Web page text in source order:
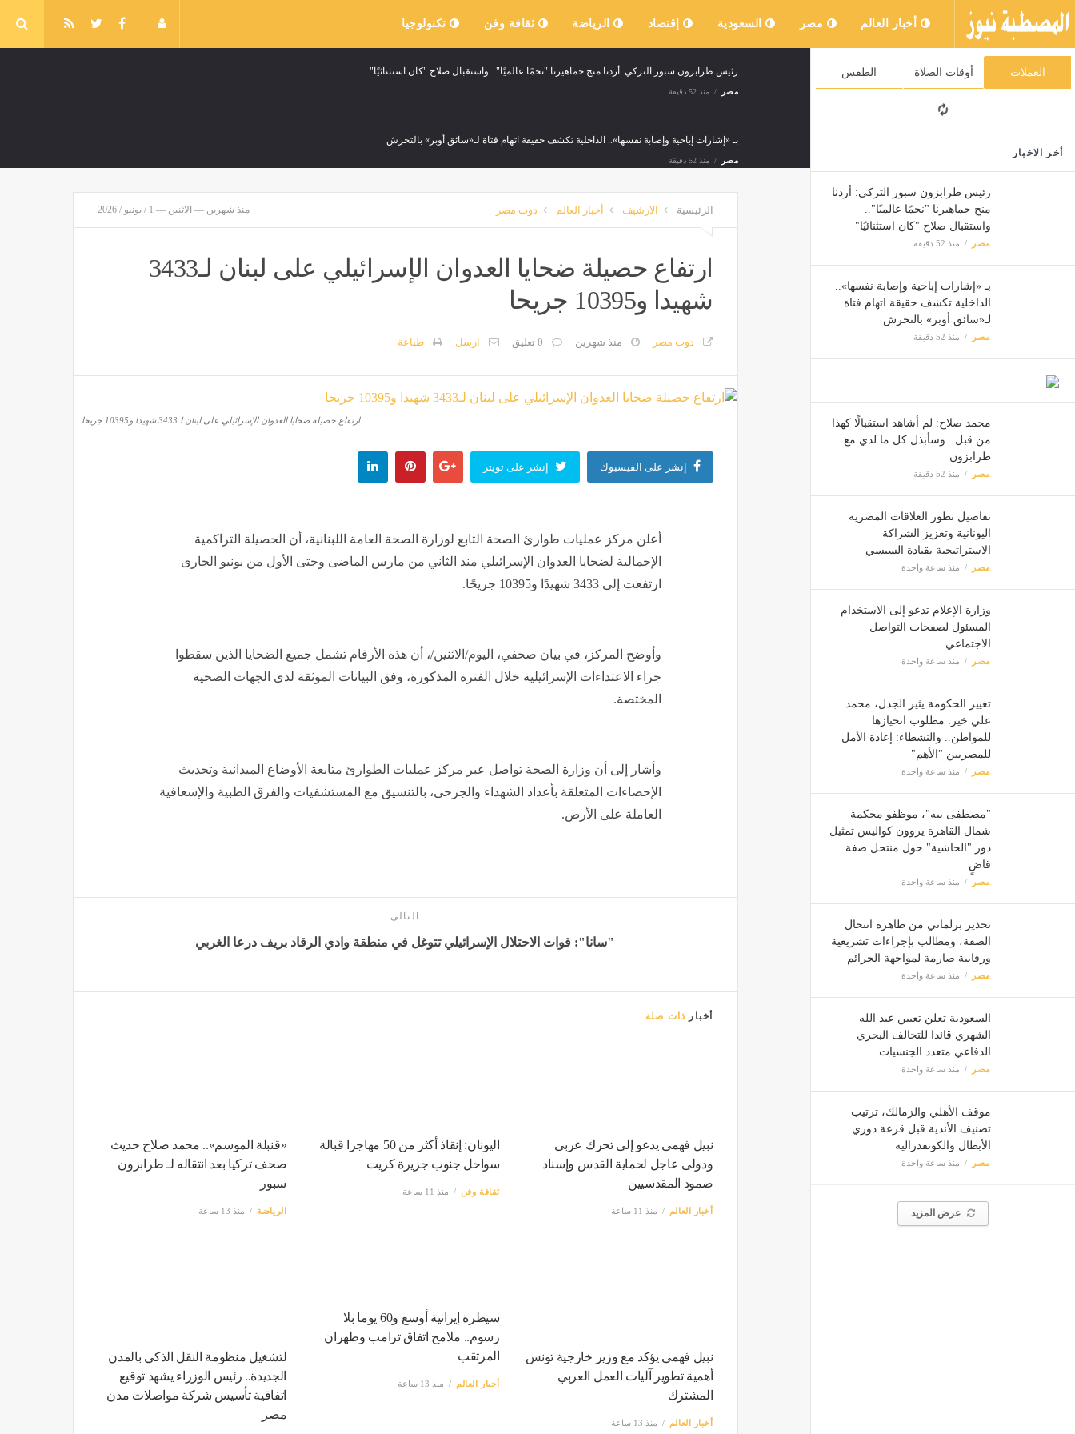
أخبار العالم مصر السعودية إقتصاد الرياضة ثقافة وفن تكنولوجيا
العملات أوقات الصلاة الطقس
أخر الاخبار
رئيس طرابزون سبور التركي: أردنا
منح جماهيرنا "نجمًا عالميًا"..
واستقبال صلاح "كان استثنائيًا"
مصر منذ 52 دقيقة
بـ «إشارات إباحية وإصابة نفسها»..
الداخلية تكشف حقيقة اتهام فتاة
لـ«سائق أوبر» بالتحرش
مصر منذ 52 دقيقة
محمد صلاح: لم أشاهد استقبالًا كهذا
من قبل.. وسأبذل كل ما لدي مع
طرابزون
مصر منذ 52 دقيقة
تفاصيل تطور العلاقات المصرية
اليونانية وتعزيز الشراكة
الاستراتيجية بقيادة السيسي
مصر منذ ساعة واحدة
وزارة الإعلام تدعو إلى الاستخدام
المسئول لصفحات التواصل
الاجتماعي
مصر منذ ساعة واحدة
تغيير الحكومة يثير الجدل، محمد
علي خير: مطلوب انحيازها
للمواطن.. والنشطاء: إعادة الأمل
للمصريين "الأهم"
مصر منذ ساعة واحدة
"مصطفى بيه"، موظفو محكمة
شمال القاهرة يروون كواليس تمثيل
دور "الحاشية" حول منتحل صفة
قاضٍ
مصر منذ ساعة واحدة
تحذير برلماني من ظاهرة انتحال
الصفة، ومطالب بإجراءات تشريعية
ورقابية صارمة لمواجهة الجرائم
مصر منذ ساعة واحدة
السعودية تعلن تعيين عبد الله
الشهري قائدا للتحالف البحري
الدفاعي متعدد الجنسيات
مصر منذ ساعة واحدة
موقف الأهلي والزمالك، ترتيب
تصنيف الأندية قبل قرعة دوري
الأبطال والكونفدرالية
مصر منذ ساعة واحدة
عرض المزيد
رئيس طرابزون سبور التركي: أردنا منح جماهيرنا "نجمًا عالميًا".. واستقبال صلاح "كان استثنائيًا"
مصر منذ 52 دقيقة
بـ «إشارات إباحية وإصابة نفسها».. الداخلية تكشف حقيقة اتهام فتاة لـ«سائق أوبر» بالتحرش
مصر منذ 52 دقيقة
محمد صلاح: لم أشاهد استقبالًا كهذا من قبل.. وسأبذل كل ما لدي مع طرابزون
مصر منذ 52 دقيقة
تفاصيل تطور العلاقات المصرية اليونانية وتعزيز الشراكة الاستراتيجية بقيادة السيسي
منذ ساعة واحدة
وزارة الإعلام تدعو إلى الاستخدام المسئول لصفحات التواصل الاجتماعي
مصر منذ ساعة واحدة
منذ ساعة واحدة
تحذير برلماني من ظاهرة انتحال الصفة، ومطالب بإجراءات تشريعية ورقابية صارمة لمواجهة الجرائم
منذ ساعة واحدة
موقف الأهلي والزمالك، ترتيب تصنيف الأندية قبل قرعة دوري الأبطال والكونفدرالية
الرئيسية الارشيف أخبار العالم دوت مصر منذ شهرين — الاثنين — 1 / يونيو / 2026
ارتفاع حصيلة ضحايا العدوان الإسرائيلي على لبنان لـ3433
شهيدا و10395 جريحا
دوت مصر منذ شهرين 0 تعليق ارسل طباعة
ارتفاع حصيلة ضحايا العدوان الإسرائيلي على لبنان لـ3433 شهيدا و10395 جريحا
إنشر على الفيسبوك إنشر على تويتر
أعلن مركز عمليات طوارئ الصحة التابع لوزارة الصحة العامة اللبنانية، أن الحصيلة التراكمية
الإجمالية لضحايا العدوان الإسرائيلي منذ الثاني من مارس الماضى وحتى الأول من يونيو الجارى
ارتفعت إلى 3433 شهيدًا و10395 جريحًا.
وأوضح المركز، في بيان صحفي، اليوم/الاثنين/، أن هذه الأرقام تشمل جميع الضحايا الذين سقطوا
جراء الاعتداءات الإسرائيلية خلال الفترة المذكورة، وفق البيانات الموثقة لدى الجهات الصحية
المختصة.
وأشار إلى أن وزارة الصحة تواصل عبر مركز عمليات الطوارئ متابعة الأوضاع الميدانية وتحديث
الإحصاءات المتعلقة بأعداد الشهداء والجرحى، بالتنسيق مع المستشفيات والفرق الطبية والإسعافية
العاملة على الأرض.
التالى
"سانا": قوات الاحتلال الإسرائيلي تتوغل في منطقة وادي الرقاد ‏بريف درعا الغربي‎
أخبار ذات صلة
نبيل فهمى يدعو إلى تحرك عربى
ودولى عاجل لحماية القدس وإسناد
صمود المقدسيين
أخبار العالم منذ 11 ساعة
اليونان: إنقاذ أكثر من 50 مهاجرا قبالة
سواحل جنوب جزيرة كريت
ثقافة وفن منذ 11 ساعة
«قنبلة الموسم».. محمد صلاح حديث
صحف تركيا بعد انتقاله لـ طرابزون
سبور
الرياضة منذ 13 ساعة
نبيل فهمي يؤكد مع وزير خارجية تونس
أهمية تطوير آليات العمل العربي
المشترك
أخبار العالم منذ 13 ساعة
سيطرة إيرانية أوسع و60 يوما بلا
رسوم.. ملامح اتفاق ترامب وطهران
المرتقب
أخبار العالم منذ 13 ساعة
لتشغيل منظومة النقل الذكي بالمدن
الجديدة.. رئيس الوزراء يشهد توقيع
اتفاقية تأسيس شركة مواصلات مدن
مصر